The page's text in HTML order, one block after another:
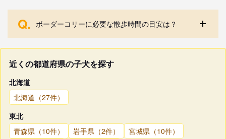
Q. ボーダーコリーに必要な散歩時間の目安は？
近くの都道府県の子犬を探す
北海道
北海道（27件）
東北
青森県（10件）
岩手県（2件）
宮城県（10件）